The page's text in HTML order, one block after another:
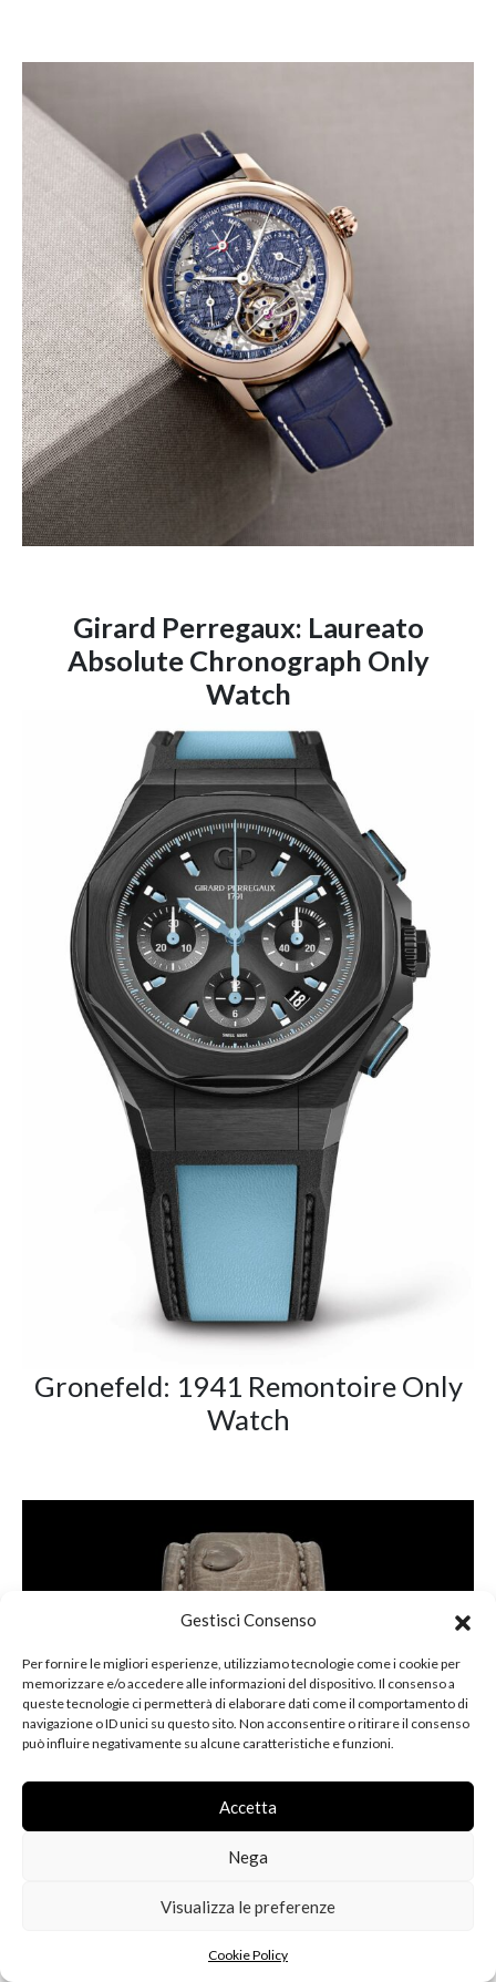
Gestisci Consenso
Per fornire le migliori esperienze, utilizziamo tecnologie come i cookie per
memorizzare e/o accedere alle informazioni del dispositivo. Il consenso a
queste tecnologie ci permetterà di elaborare dati come il comportamento di
navigazione o ID unici su questo sito. Non acconsentire o ritirare il consenso
può influire negativamente su alcune caratteristiche e funzioni.
Accetta
Nega
Visualizza le preferenze
Cookie Policy
Girard Perregaux: Laureato
Absolute Chronograph Only
Watch
Gronefeld: 1941 Remontoire Only
Watch